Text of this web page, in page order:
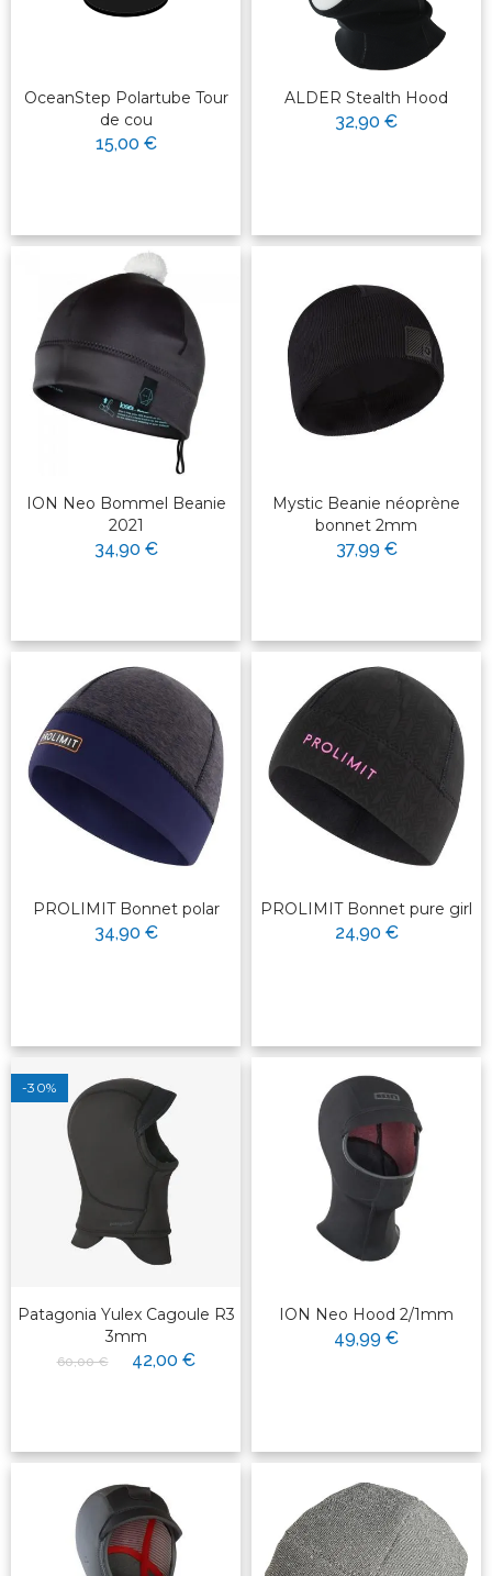
OceanStep Polartube Tour
de cou
15,00 €
ALDER Stealth Hood
32,90 €
ION Neo Bommel Beanie
2021
34,90 €
Mystic Beanie néoprène
bonnet 2mm
37,99 €
PROLIMIT Bonnet polar
34,90 €
PROLIMIT Bonnet pure girl
24,90 €
-30%
Patagonia Yulex Cagoule R3
3mm
60,00 € 42,00 €
ION Neo Hood 2/1mm
49,99 €